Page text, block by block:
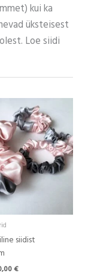
kui ka
üksteisest
Loe siidi
siidist
€
Hinnavahemik:
8,00 €
kuni
10,00 €